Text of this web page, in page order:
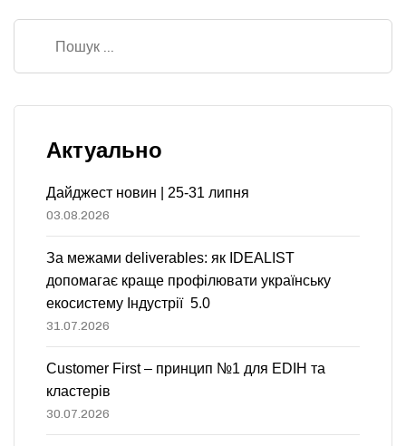
Актуально
Дайджест новин | 25-31 липня
03.08.2026
За межами deliverables: як IDEALIST
допомагає краще профілювати українську
екосистему Індустрії 5.0
31.07.2026
Customer First – принцип №1 для EDIH та
кластерів
30.07.2026